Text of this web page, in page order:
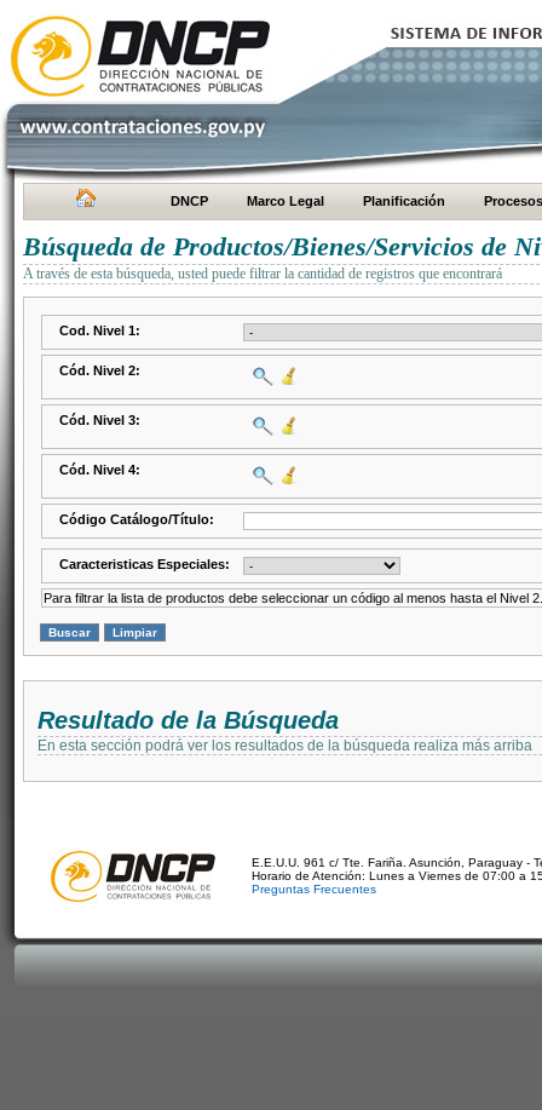
DNCP Marco Legal Planificación Procesos
Búsqueda de Productos/Bienes/Servicios de
A través de esta búsqueda, usted puede filtrar la cantidad de registros que encontrará
Cod. Nivel 1:
Cód. Nivel 2:
Cód. Nivel 3:
Cód. Nivel 4:
Código Catálogo/Título:
Caracteristicas Especiales:
Para filtrar la lista de productos debe seleccionar un código al menos hasta el Nivel 2.
Resultado de la Búsqueda
En esta sección podrá ver los resultados de la búsqueda realiza más arriba
E.E.U.U. 961 c/ Tte. Fariña. Asunción, Paraguay -
Horario de Atención: Lunes a Viernes de 07:00 a
Preguntas Frecuentes